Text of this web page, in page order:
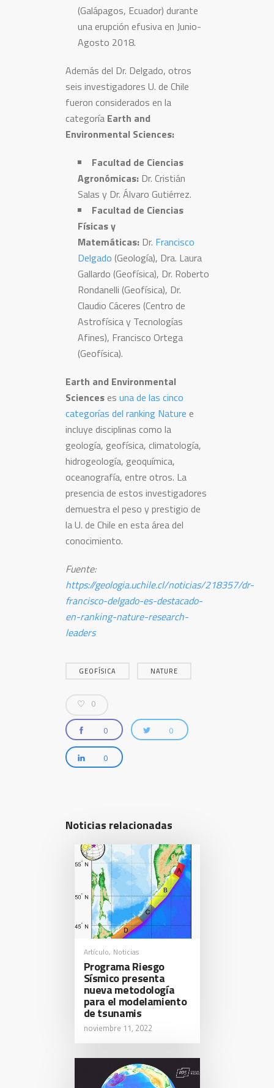
(Galápagos, Ecuador) durante
una erupción efusiva en Junio-
Agosto 2018.
Además del Dr. Delgado, otros
seis investigadores U. de Chile
fueron considerados en la
categoría Earth and
Environmental Sciences:
Facultad de Ciencias
Agronómicas: Dr. Cristián
Salas y Dr. Álvaro Gutiérrez.
Facultad de Ciencias
Físicas y
Matemáticas: Dr. Francisco
Delgado (Geología), Dra. Laura
Gallardo (Geofísica), Dr. Roberto
Rondanelli (Geofísica), Dr.
Claudio Cáceres (Centro de
Astrofísica y Tecnologías
Afines), Francisco Ortega
(Geofísica).
Earth and Environmental
Scienceses una de las cinco
categorías del ranking Nature e
incluye disciplinas como la
geología, geofísica, climatología,
hidrogeología, geoquímica,
oceanografía, entre otros. La
presencia de estos investigadores
demuestra el peso y prestigio de
la U. de Chile en esta área del
conocimiento.
Fuente:
https://geologia.uchile.cl/noticias/218357/dr-
francisco-delgado-es-destacado-
en-ranking-nature-research-
leaders
GEOFÍSICA NATURE
0
0 0
0
Noticias relacionadas
Artículo, Noticias
Programa Riesgo
Sísmico presenta
nueva metodología
para el modelamiento
de tsunamis
noviembre 11, 2022